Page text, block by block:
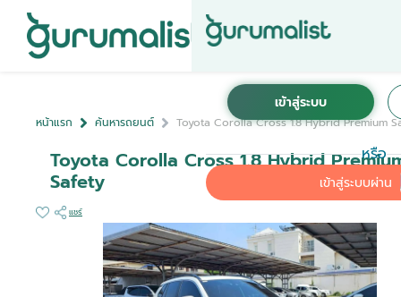
หรือ
เข้าสู่ระบบผ่าน
หน้าแรก ค้นหารถยนต์ Toyota Corolla Cross 1.8 Hybrid Premium
Toyota Corolla Cross 1.8 Hybrid
Safety
แชร์